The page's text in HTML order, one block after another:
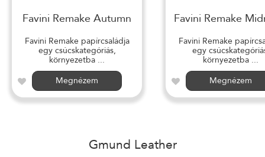
Favini Remake Autumn
Favini Remake papírcsaládja
egy csúcskategóriás,
környezetba ...
Megnézem
Favini Remake
Favini Remake
egy
környezetba ...
Megnézem
Gmund Leather